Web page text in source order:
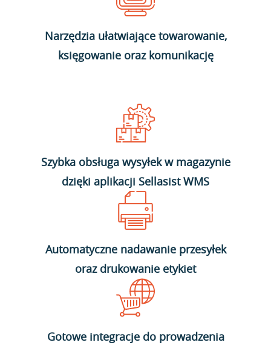
Narzędzia ułatwiające towarowanie,
księgowanie oraz komunikację
Szybka obsługa wysyłek w magazynie
dzięki aplikacji Sellasist WMS
Automatyczne nadawanie przesyłek
oraz drukowanie etykiet
Gotowe integracje do prowadzenia